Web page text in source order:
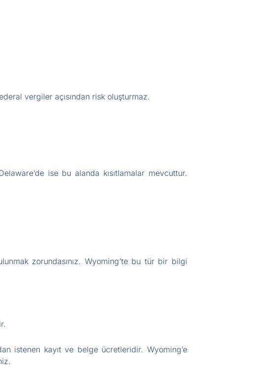
vergiler açısından risk oluşturmaz.
ise bu alanda kısıtlamalar mevcuttur.
zorundasınız. Wyoming’te bu tür bir bilgi
istenen kayıt ve belge ücretleridir. Wyoming’e